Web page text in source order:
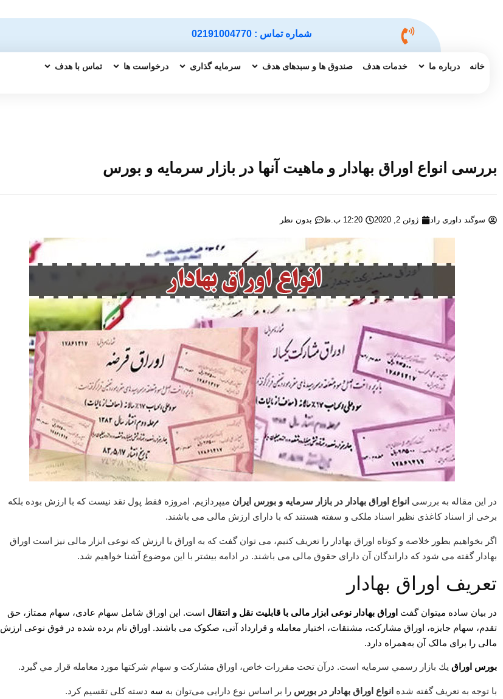
شماره تماس :02191004770
خانه درباره ما خدمات هدف صندوق ها و سبدهای هدف سرمایه گذاری درخواست ها تماس با هدف
بررسی انواع اوراق بهادار و ماهیت آنها در بازار سرمایه و بورس
سوگند داوری راد ژوئن 2, 2020 12:20 ب.ظ بدون نظر
در این مقاله به بررسی انواع اوراق بهادار در بازار سرمایه و بورس ایران میپردازیم. امروزه فقط پول نقد نیست که با ارزش بوده بلکه
برخی از اسناد کاغذی نظیر اسناد ملکی و سفته هستند که با دارای ارزش مالی می باشند.
اگر بخواهیم بطور خلاصه و کوتاه اوراق بهادار را تعریف کنیم، می توان گفت که به اوراق با ارزش که نوعی ابزار مالی نیز است اوراق
بهادار گفته می شود که داراندگان آن دارای حقوق مالی می باشند. در ادامه بیشتر با این موضوع آشنا خواهیم شد.
تعریف اوراق بهادار
در بیان ساده میتوان گفت اوراق بهادار نوعی ابزار مالی با قابلیت نقل ‌و ‌‌انتقال است. این اوراق شامل سهام عادی، سهام ممتاز، حق
تقدم، سهام جایزه، اوراق مشارکت، مشتقات، اختیار معامله و قرارداد آتی، صکوک می باشند. اوراق نام برده شده در فوق نوعی ارزش
مالی را برای مالک آن به‌همراه دارد.
ﺑﻮﺭﺱ ﺍﻭﺭﺍﻕ ﻳﻚ ﺑﺎﺯﺍﺭ ﺭﺳﻤﻲ ﺳﺮﻣﺎﻳﻪ ﺍﺳﺖ. ﺩﺭﺁﻥ ﺗﺤﺖ ﻣﻘﺮﺭﺍﺕ ﺧﺎﺹ، ﺍﻭﺭﺍﻕ ﻣﺸﺎﺭﻛﺖ و ﺳﻬﺎﻡ ﺷﺮﻛﺘﻬﺎ ﻣﻮﺭﺩ ﻣﻌﺎﻣﻠﻪ ﻗﺮﺍﺭ ﻣﻲ ﮔﻴﺮﺩ.
با توجه به تعریف گفته شده انواع اوراق بهادار در بورس را بر اساس نوع دارایی می‌توان به سه دسته کلی تقسیم کرد.